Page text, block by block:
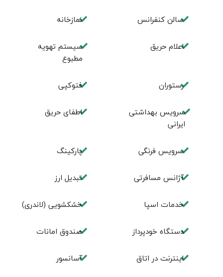
سالن کنفرانس نمازخانه
اعلام حریق
سیستم تهویه
مطبوع
رستوران فتوکپی
سرویس بهداشتی
ایرانی
اطفای حریق
سرویس فرنگی پاركينگ
آژانس مسافرتی تبديل ارز
خدمات اسپا خشکشویی (لاندری)
دستگاه خودپرداز صندوق امانات
اینترنت در اتاق آسانسور